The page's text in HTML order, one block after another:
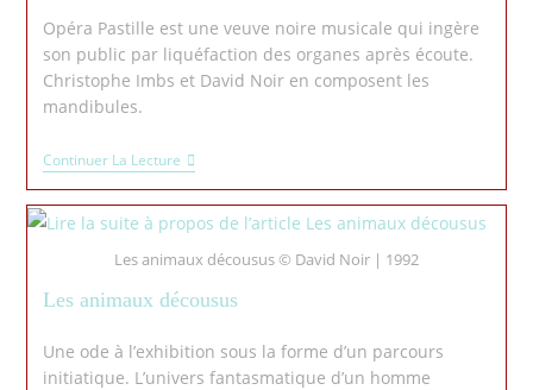
Opéra Pastille est une veuve noire musicale qui ingère
son public par liquéfaction des organes après écoute.
Christophe Imbs et David Noir en composent les
mandibules.
Continuer La Lecture
Les animaux décousus © David Noir | 1992
Les animaux décousus
Une ode à l’exhibition sous la forme d’un parcours
initiatique. L’univers fantasmatique d’un homme